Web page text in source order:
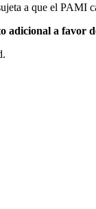
a que el PAMI
adicional a favor